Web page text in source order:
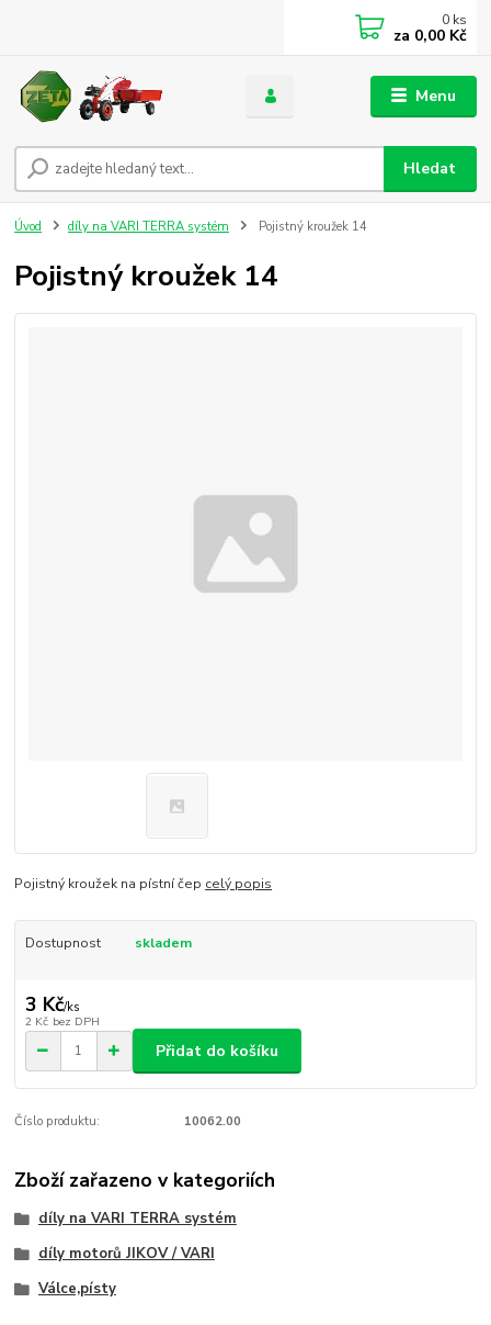
Menu
Hledat
0 ks
za 0,00 Kč
Úvod díly na VARI TERRA systém Pojistný kroužek 14
Pojistný kroužek 14
Pojistný kroužek na pístní čep celý popis
Dostupnost skladem
3 Kč/ks
2 Kč bez DPH
Přidat do košíku
Číslo produktu: 10062.00
Zboží zařazeno v kategoriích
díly na VARI TERRA systém
díly motorů JIKOV / VARI
Válce,písty